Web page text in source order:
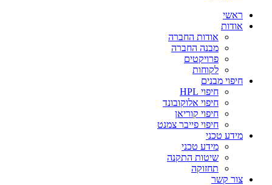
ראשי
אודות
אודות החברה
מבנה החברה
פרויקטים
לקוחות
חיפוי מבנים
חיפוי HPL
חיפוי אלוקובונד
חיפוי קוריאן
חיפוי פייבר צמנט
מידע טכני
מידע טכני
שיטות התקנה
תחזוקה
צור קשר